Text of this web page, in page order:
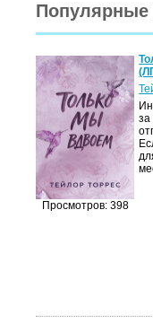
Популярные
Просмотров: 398